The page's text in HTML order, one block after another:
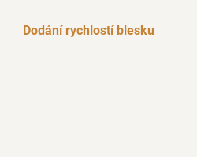
Dodání rychlostí blesku